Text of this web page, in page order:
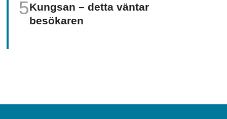
Kungsan – detta väntar
besökaren